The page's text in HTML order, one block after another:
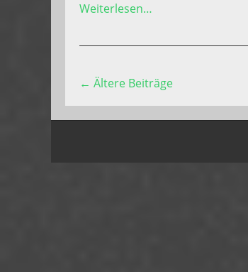
Weiterlesen…
Beitragsnavigation
← Ältere Beiträge